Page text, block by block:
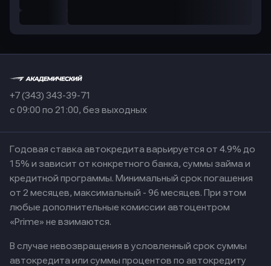
+7 (343) 343-39-71
с 09:00 по 21:00, без выходных
Годовая ставка автокредита варьируется от 4.9% до
15% и зависит от конкретного банка, суммы займа и
кредитной программы. Минимальный срок погашения
от 2 месяцев, максимальный - 96 месяцев. При этом
любые дополнительные комиссии автоцентром
«Prime» не взимаются.
В случае невозвращения в условленный срок суммы
автокредита или суммы процентов по автокредиту